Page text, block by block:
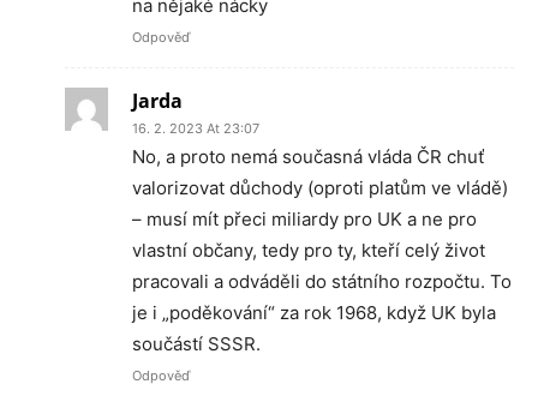
na nějaké nácky
Odpověď
Jarda
16. 2. 2023 At 23:07
No, a proto nemá současná vláda ČR chuť
valorizovat důchody (oproti platům ve vládě)
– musí mít přeci miliardy pro UK a ne pro
vlastní občany, tedy pro ty, kteří celý život
pracovali a odváděli do státního rozpočtu. To
je i „poděkování“ za rok 1968, když UK byla
součástí SSSR.
Odpověď